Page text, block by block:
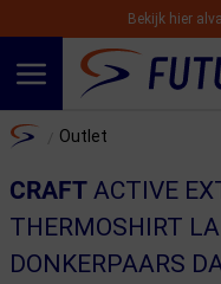
Bekijk hier
Home Outlet
CRAFTACTIVE
THERMOSHIRT
DONKERPAARS